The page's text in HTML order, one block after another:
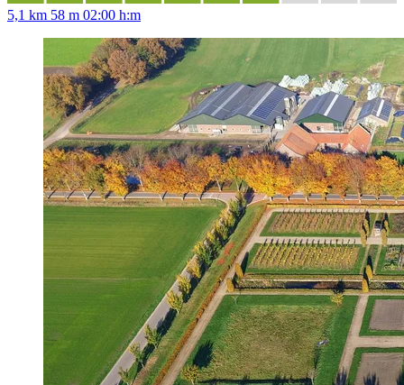
5,1 km 58 m 02:00 h:m